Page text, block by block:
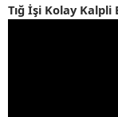
Tığ İşi Kolay Kalpli